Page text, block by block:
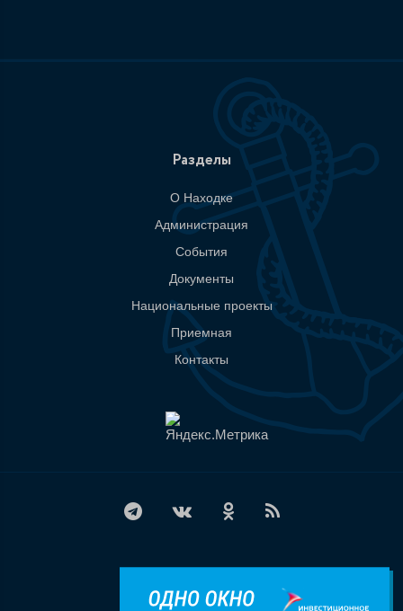
Разделы
О Находке
Администрация
События
Документы
Национальные проекты
Приемная
Контакты